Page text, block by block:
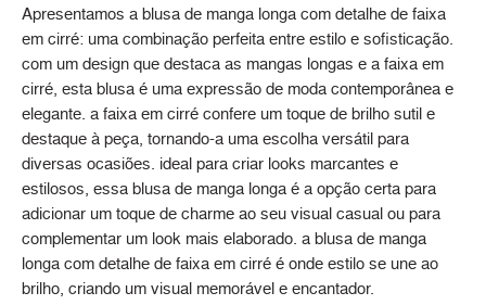
Apresentamos a blusa de manga longa com detalhe de faixa
em cirré: uma combinação perfeita entre estilo e sofisticação.
com um design que destaca as mangas longas e a faixa em
cirré, esta blusa é uma expressão de moda contemporânea e
elegante. a faixa em cirré confere um toque de brilho sutil e
destaque à peça, tornando-a uma escolha versátil para
diversas ocasiões. ideal para criar looks marcantes e
estilosos, essa blusa de manga longa é a opção certa para
adicionar um toque de charme ao seu visual casual ou para
complementar um look mais elaborado. a blusa de manga
longa com detalhe de faixa em cirré é onde estilo se une ao
brilho, criando um visual memorável e encantador.